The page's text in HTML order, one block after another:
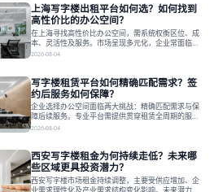
升性价比，并通过不同规模企业的实际案例加以说
明。之后指出，专业运营服务商提供的稳定环境、社
群活动与产业集聚等增值服务，是很大化空间价值、
助力企业成长的关键。对于许多在
上海写字楼出租平台如何选？如何找到
高性价比的办公空间？
在上海寻找高性价比办公空间，需系统权衡区位、成
本、灵活性及服务。市场呈现多元化，企业常面临租
赁流程复杂、隐性成本高等挑战。选择平台时，应评
区、灵活产品和丰富配套，满足不同企业需求。企业
应明确自身需求，实地考察，选择能支持长期发展、
提升竞争力的办公空间。在上海寻找合适的办公空
间，对于企业行政负责人、中小企业主
2026-08-04
写字楼租赁平台如何精确匹配需求？签
约后服务如何保障？
企业选择办公空间面临两大挑战：精确匹配需求与保
障后续服务。专业平台需提供贯穿租赁全周期的服
务，将企业从非核心事务中解放。精确匹配需结合企
的全周期保障体系。德必集团通过标准化服务与个性
化运营结合，以全国布局和产业生态圈为企业提供稳
定支持，体现了从信息撮合到深度服务的能力转变。
在为企业寻找办公空间的过程中，
2026-08-04
西安写字楼租金为何持续走低？未来哪
些区域更具投资潜力？
西安写字楼市场租金持续调整，主要受供应增加、企
业需求理性化及产业需求结构变化影响。未来潜力区